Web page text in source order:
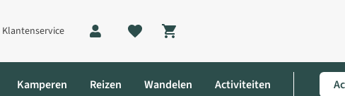
Klantenservice
Shopping cart
Kamperen Reizen Wandelen Activiteiten